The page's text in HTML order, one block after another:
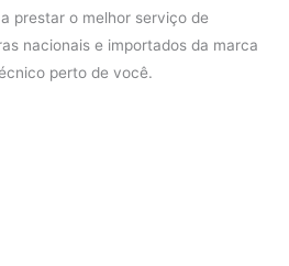
prestar o melhor serviço de
nacionais e importados da marca
perto de você.